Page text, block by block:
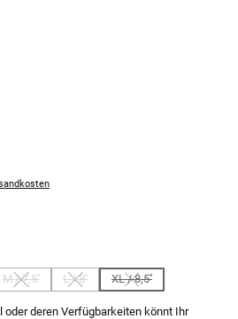
nicht verfügbar.)
ist zurzeit nicht verfügbar.)
M / 7,5''
(Diese Option ist zurzeit nicht verfügbar.)
L / 8''
(Diese Option ist zurzeit nicht
XL / 8,5''
(Diese Option ist
oder deren Verfügbarkeiten könnt Ihr